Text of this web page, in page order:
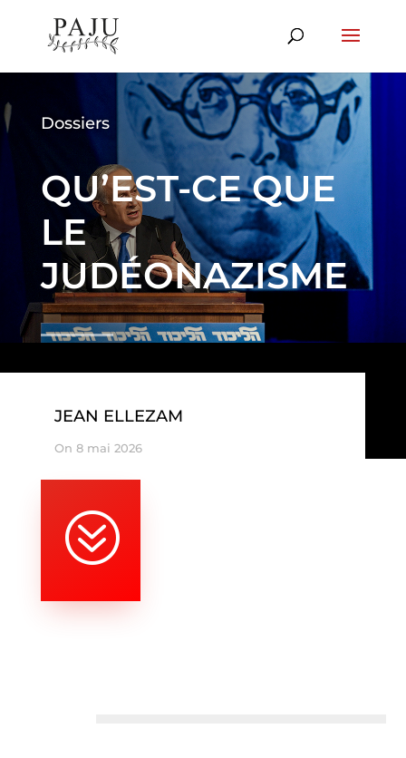
Dossiers
QU’EST-CE QUE
LE
JUDÉONAZISME
JEAN ELLEZAM
On 8 mai 2026
?